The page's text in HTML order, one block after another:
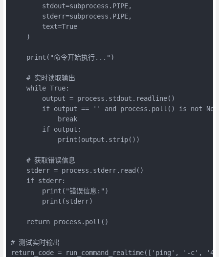
        stdout=subprocess.PIPE,
        stderr=subprocess.PIPE,
        text=True
    )
    print("命令开始执行...")
    # 实时读取输出
    while True:
        output = process.stdout.readline()
if output == '' and process.poll() is not
            break
        if output:
            print(output.strip())
    # 获取错误信息
    stderr = process.stderr.read()
    if stderr:
        print("错误信息:")
        print(stderr)
    return process.poll()
# 测试实时输出
return_code = run_command_realtime(['ping', '-c',